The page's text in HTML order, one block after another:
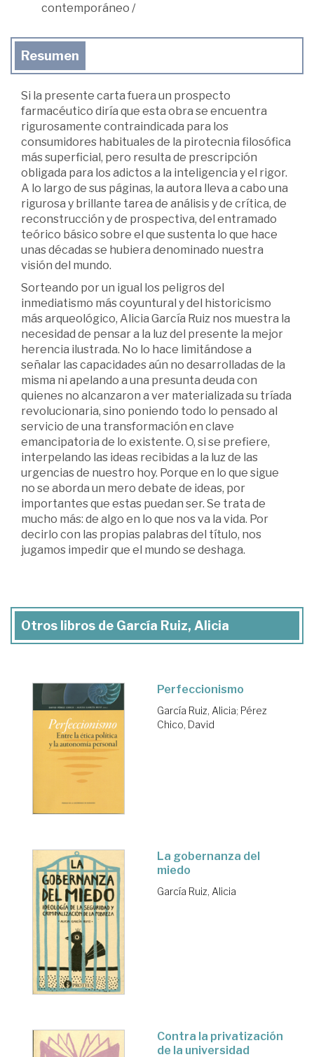
contemporáneo /
Resumen
Si la presente carta fuera un prospecto
farmacéutico diría que esta obra se encuentra
rigurosamente contraindicada para los
consumidores habituales de la pirotecnia filosófica
más superficial, pero resulta de prescripción
obligada para los adictos a la inteligencia y el rigor.
A lo largo de sus páginas, la autora lleva a cabo una
rigurosa y brillante tarea de análisis y de crítica, de
reconstrucción y de prospectiva, del entramado
teórico básico sobre el que sustenta lo que hace
unas décadas se hubiera denominado nuestra
visión del mundo.
Sorteando por un igual los peligros del
inmediatismo más coyuntural y del historicismo
más arqueológico, Alicia García Ruiz nos muestra la
necesidad de pensar a la luz del presente la mejor
herencia ilustrada. No lo hace limitándose a
señalar las capacidades aún no desarrolladas de la
misma ni apelando a una presunta deuda con
quienes no alcanzaron a ver materializada su tríada
revolucionaria, sino poniendo todo lo pensado al
servicio de una transformación en clave
emancipatoria de lo existente. O, si se prefiere,
interpelando las ideas recibidas a la luz de las
urgencias de nuestro hoy. Porque en lo que sigue
no se aborda un mero debate de ideas, por
importantes que estas puedan ser. Se trata de
mucho más: de algo en lo que nos va la vida. Por
decirlo con las propias palabras del título, nos
jugamos impedir que el mundo se deshaga.
Otros libros de García Ruiz, Alicia
Perfeccionismo
García Ruiz, Alicia; Pérez
Chico, David
La gobernanza del
miedo
García Ruiz, Alicia
Contra la privatización
de la universidad